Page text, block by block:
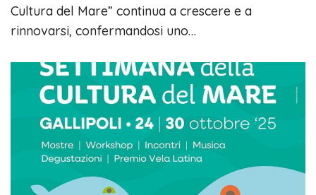
Cultura del Mare” continua a crescere e a
rinnovarsi, confermandosi uno…